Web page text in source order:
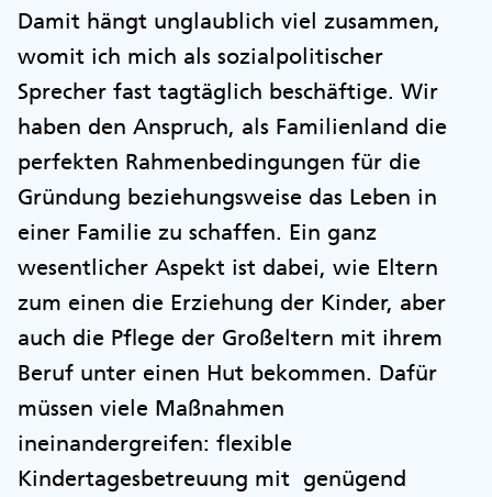
Damit hängt unglaublich viel zusammen,
womit ich mich als sozialpolitischer
Sprecher fast tagtäglich beschäftige. Wir
haben den Anspruch, als Familienland die
perfekten Rahmenbedingungen für die
Gründung beziehungsweise das Leben in
einer Familie zu schaffen. Ein ganz
wesentlicher Aspekt ist dabei, wie Eltern
zum einen die Erziehung der Kinder, aber
auch die Pflege der Großeltern mit ihrem
Beruf unter einen Hut bekommen. Dafür
müssen viele Maßnahmen
ineinandergreifen: flexible
Kindertagesbetreuung mit genügend